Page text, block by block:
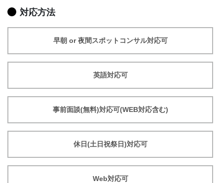
対応方法
早朝 or 夜間スポットコンサル対応可
英語対応可
事前面談(無料)対応可(WEB対応含む)
休日(土日祝祭日)対応可
Web対応可